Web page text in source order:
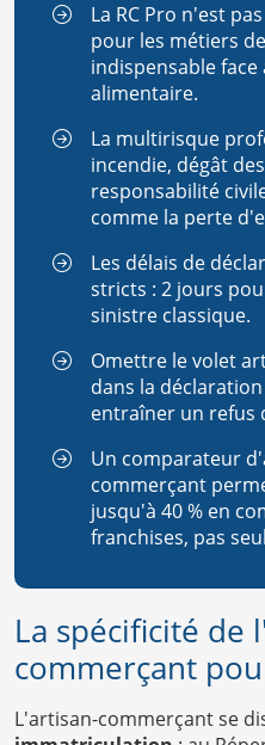
La RC Pro n'est
pour les métiers
indispensable
alimentaire.
La multirisque
incendie, dégât
responsabilité
comme la perte
Les délais de
stricts : 2 jours
sinistre classique.
Omettre le volet
dans la
entraîner un refus
Un comparateur
commerçant
jusqu'à 40 % en
franchises, pas
La spécificité de
commerçant
L'artisan-commerçant se